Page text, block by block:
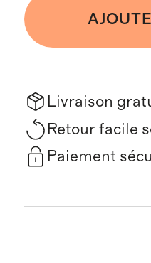
Livraison
Retour facile
Paiement